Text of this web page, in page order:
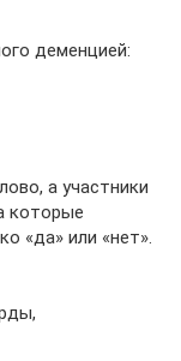
деменцией:
а участники
которые
«да» или «нет».